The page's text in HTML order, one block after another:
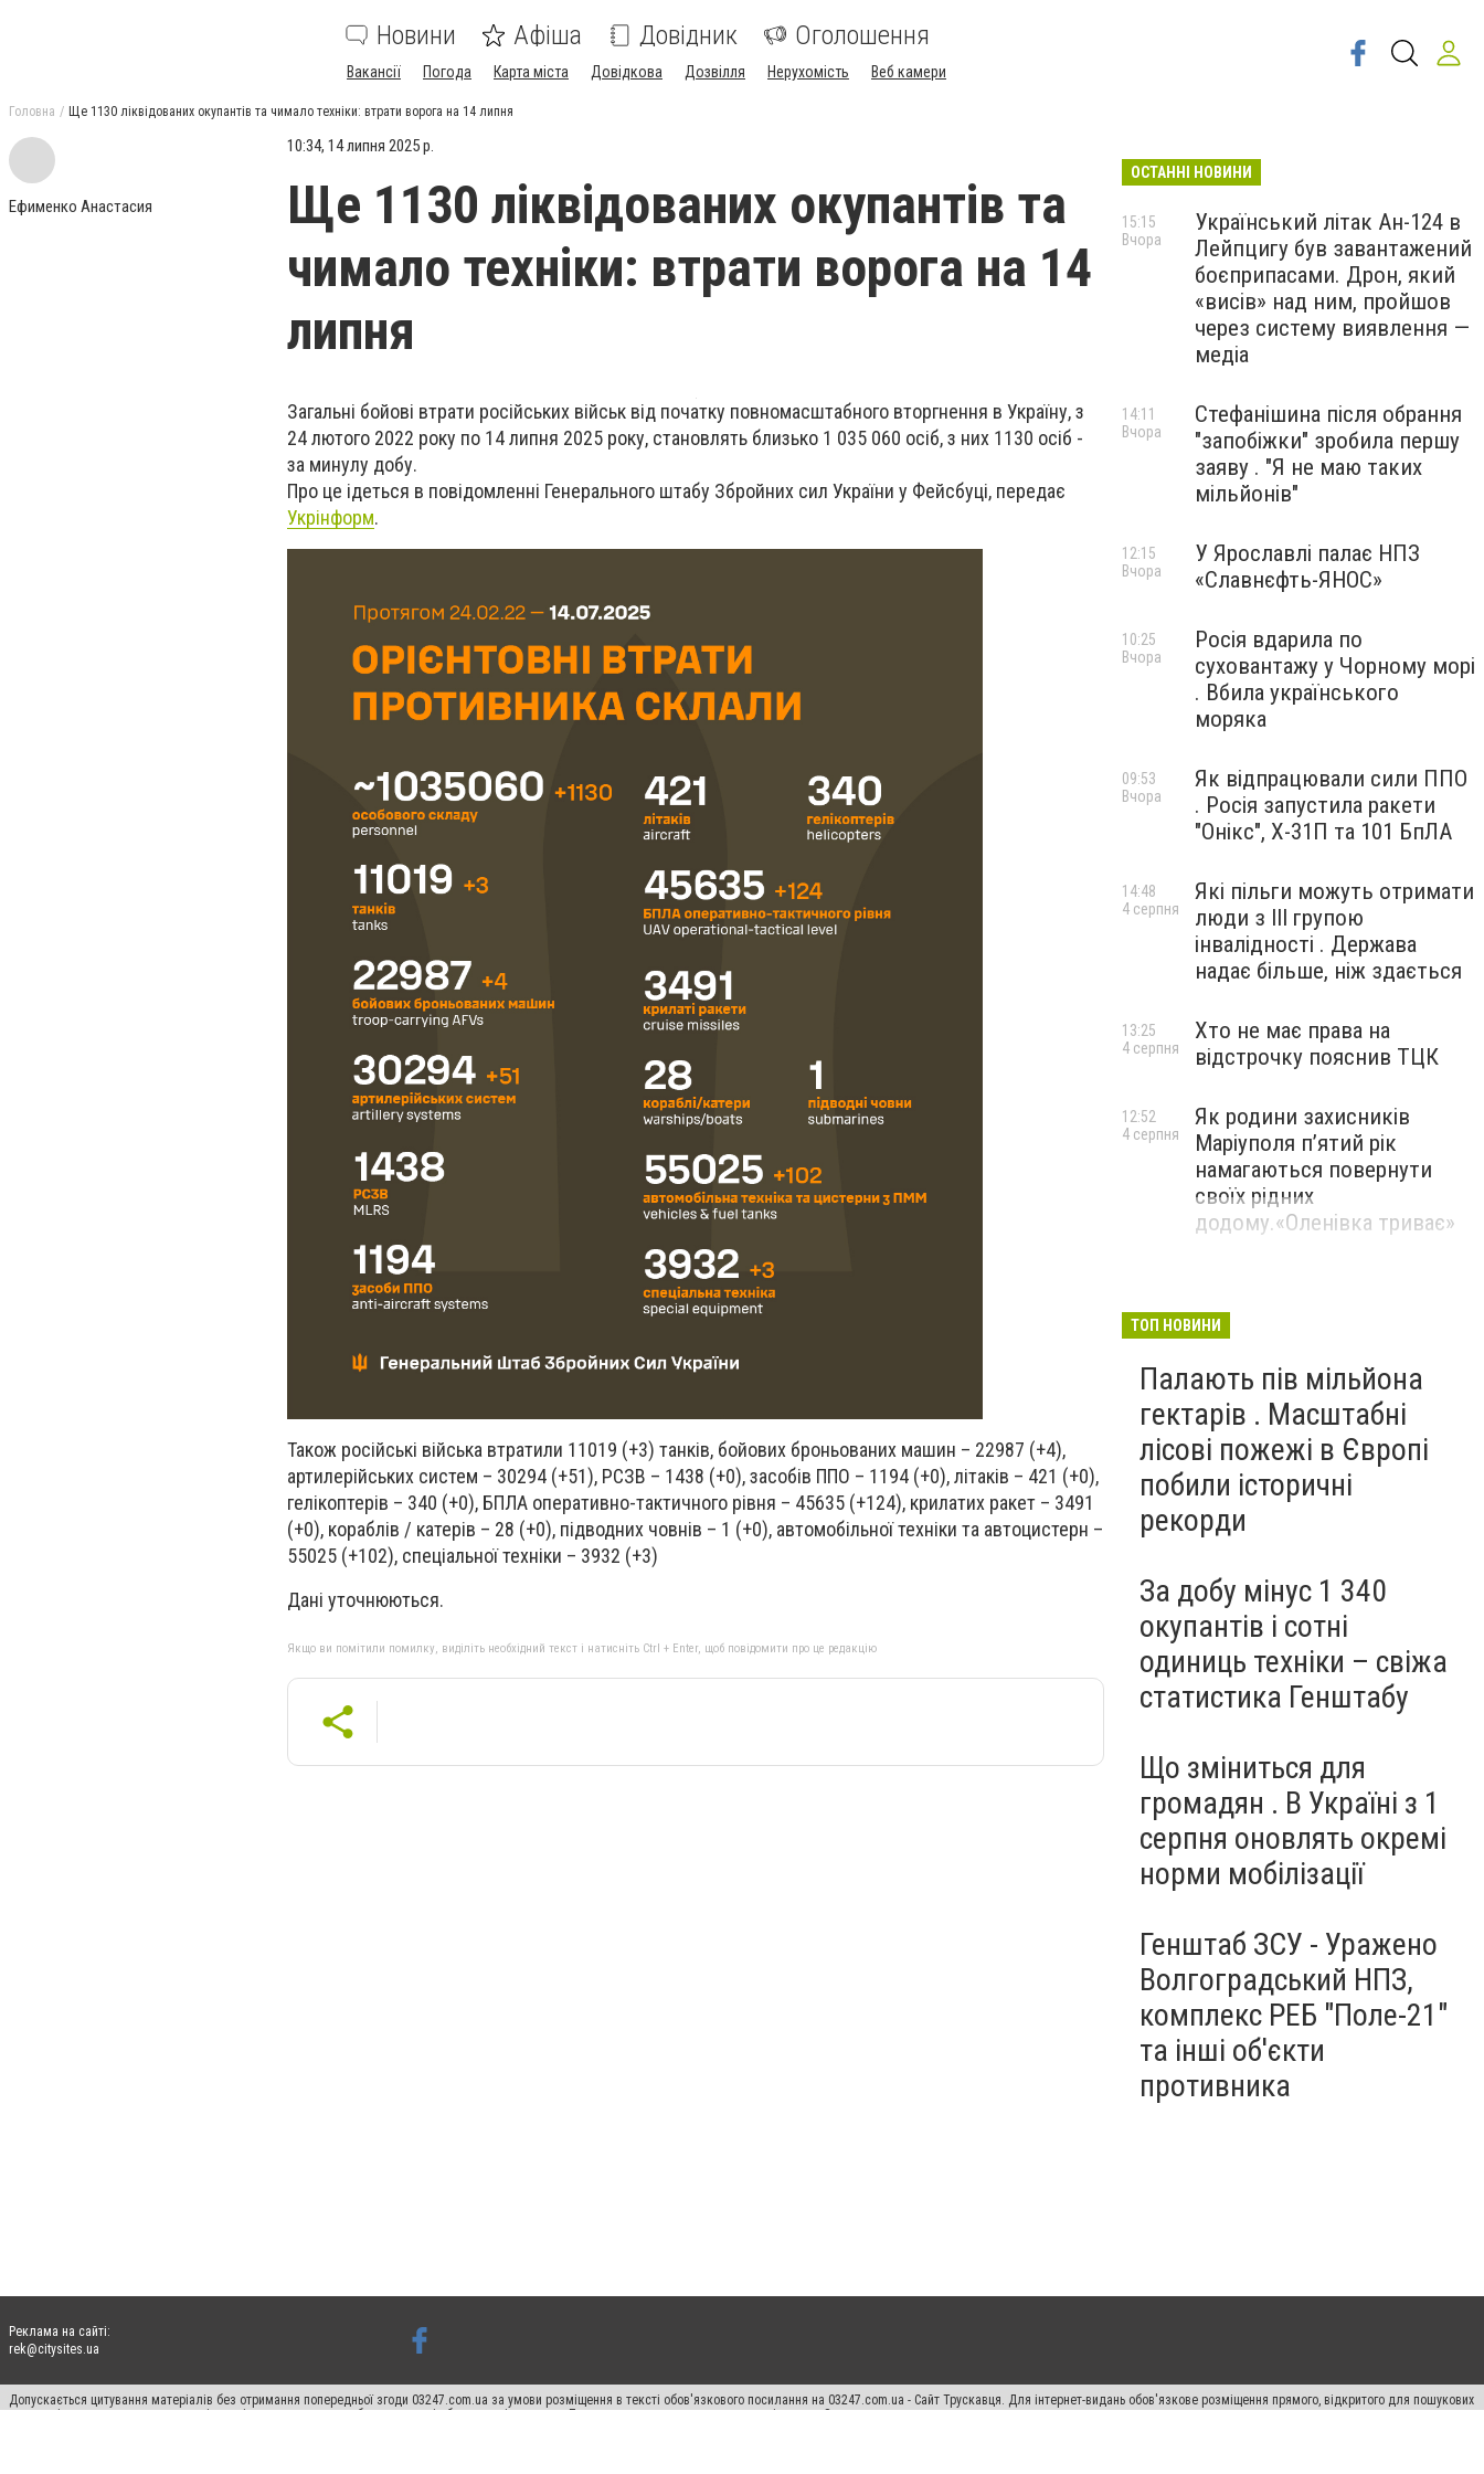
Новини Афіша Довідник Оголошення
Вакансії Погода Карта міста Довідкова Дозвілля Нерухомість Веб камери
Головна Ще 1130 ліквідованих окупантів та чимало техніки: втрати ворога на 14 липня
Ефименко Анастасия
10:34, 14 липня 2025 р.
Ще 1130 ліквідованих окупантів та
чимало техніки: втрати ворога на 14
липня
Загальні бойові втрати російських військ від початку повномасштабного вторгнення в Україну, з
24 лютого 2022 року по 14 липня 2025 року, становлять близько 1 035 060 осіб, з них 1130 осіб -
за минулу добу.
Про це ідеться в повідомленні Генерального штабу Збройних сил України у Фейсбуці, передає
Укрінформ.
Також російські війська втратили 11019 (+3) танків, бойових броньованих машин – 22987 (+4),
артилерійських систем – 30294 (+51), РСЗВ – 1438 (+0), засобів ППО – 1194 (+0), літаків – 421 (+0),
гелікоптерів – 340 (+0), БПЛА оперативно-тактичного рівня – 45635 (+124), крилатих ракет – 3491
(+0), кораблів / катерів – 28 (+0), підводних човнів – 1 (+0), автомобільної техніки та автоцистерн –
55025 (+102), спеціальної техніки – 3932 (+3)
Дані уточнюються.
Якщо ви помітили помилку, виділіть необхідний текст і натисніть Ctrl + Enter, щоб повідомити про це редакцію
ОСТАННІ НОВИНИ
Український літак Ан-124 в
Лейпцигу був завантажений
боєприпасами. Дрон, який
«висів» над ним, пройшов
через систему виявлення —
медіа
15:15
Вчора
Стефанішина після обрання
"запобіжки" зробила першу
заяву . "Я не маю таких
мільйонів"
14:11
Вчора
У Ярославлі палає НПЗ
«Славнєфть-ЯНОС»
12:15
Вчора
Росія вдарила по
суховантажу у Чорному морі
. Вбила українського
моряка
10:25
Вчора
Як відпрацювали сили ППО
. Росія запустила ракети
"Онікс", Х-31П та 101 БпЛА
09:53
Вчора
Які пільги можуть отримати
люди з III групою
інвалідності . Держава
надає більше, ніж здається
14:48
4 серпня
Хто не має права на
відстрочку пояснив ТЦК
13:25
4 серпня
Як родини захисників
Маріуполя пʼятий рік
намагаються повернути
своїх рідних
додому.«Оленівка триває»
12:52
4 серпня
ТОП НОВИНИ
Палають пів мільйона
гектарів . Масштабні
лісові пожежі в Європі
побили історичні
рекорди
За добу мінус 1 340
окупантів і сотні
одиниць техніки – свіжа
статистика Генштабу
Що зміниться для
громадян . В Україні з 1
серпня оновлять окремі
норми мобілізації
Генштаб ЗСУ - Уражено
Волгоградський НПЗ,
комплекс РЕБ "Поле-21"
та інші об'єкти
противника
Реклама на сайті:
rek@citysites.ua
Допускається цитування матеріалів без отримання попередньої згоди 03247.com.ua за умови розміщення в тексті обов'язкового посилання на 03247.com.ua - Сайт Трускавця. Для інтернет-видань обов'язкове розміщення прямого, відкритого для пошукових
систем гіперпосилання на цитовані статті не нижче другого абзацу в тексті або в якості джерела. Порушення виняткових прав переслідується Законом.